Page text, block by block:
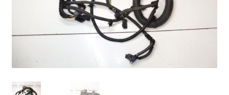
Levering
Min Konto
Om os